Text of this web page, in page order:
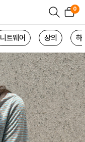
0
니트웨어 상의 하